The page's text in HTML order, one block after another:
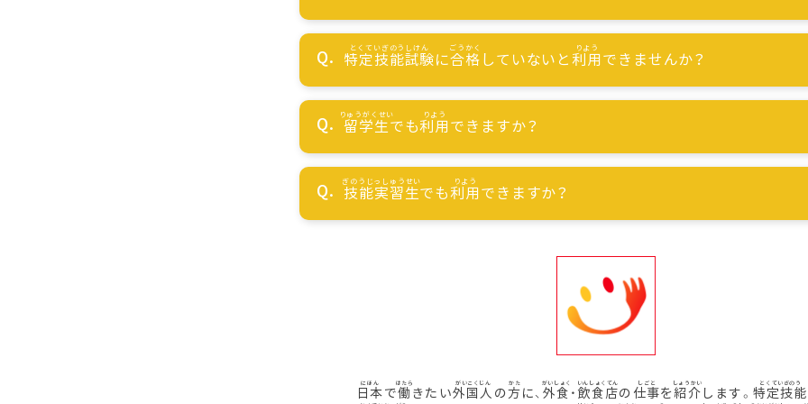
特定技能試験に合格 していないと利用できませんか？
留学生でも利用できますか？
技能実習生でも利用できますか？
日本で働きたい外国人 の方に、 外食 ・ 飲食店の 仕事を紹介 します。 特定技能